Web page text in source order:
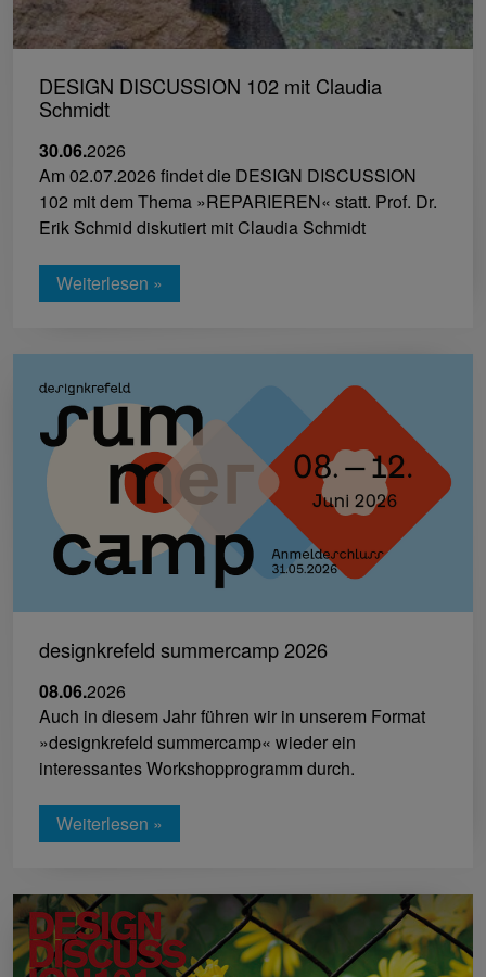
DESIGN DISCUSSION 102 mit Claudia
Schmidt
30.06.2026
Am 02.07.2026 findet die DESIGN DISCUSSION
102 mit dem Thema »REPARIEREN« statt. Prof. Dr.
Erik Schmid diskutiert mit Claudia Schmidt
Weiterlesen »
designkrefeld summercamp 2026
08.06.2026
Auch in diesem Jahr führen wir in unserem Format
»designkrefeld summercamp« wieder ein
interessantes Workshopprogramm durch.
Weiterlesen »